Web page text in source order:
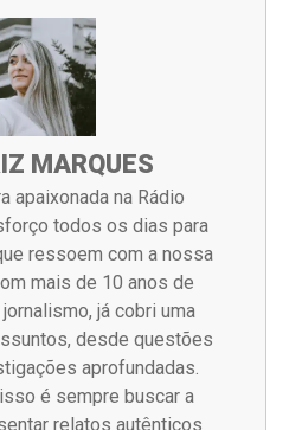
MARQUES
apaixonada na Rádio
todos os dias para
ressoem com a nossa
mais de 10 anos de
já cobri uma
desde questões
aprofundadas.
é sempre buscar a
relatos autênticos